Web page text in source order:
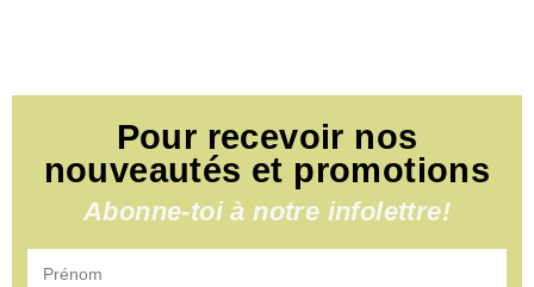
Pour recevoir nos
nouveautés et promotions
Abonne-toi à notre infolettre!